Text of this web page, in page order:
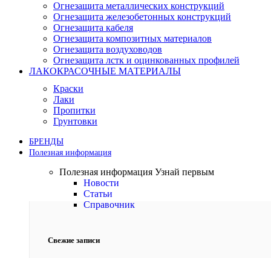
Огнезащита металлических конструкций
Огнезащита железобетонных конструкций
Огнезащита кабеля
Огнезащита композитных материалов
Огнезащита воздуховодов
Огнезащита лстк и оцинкованных профилей
ЛАКОКРАСОЧНЫЕ МАТЕРИАЛЫ
Краски
Лаки
Пропитки
Грунтовки
БРЕНДЫ
Полезная информация
Полезная информация Узнай первым
Новости
Статьи
Справочник
Свежие записи